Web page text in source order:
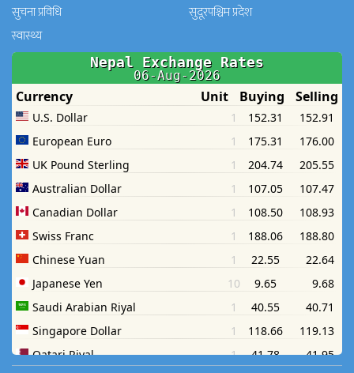
सुचना प्रविधि
सुदूरपश्चिम प्रदेश
स्वास्थ्य